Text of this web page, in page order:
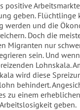
positive
geben. Flüchtlinge
werden und die
Doch die
Migranten nur
sein. Und
Lohnskala.
wird diese
behindert.
zu einem
geben.